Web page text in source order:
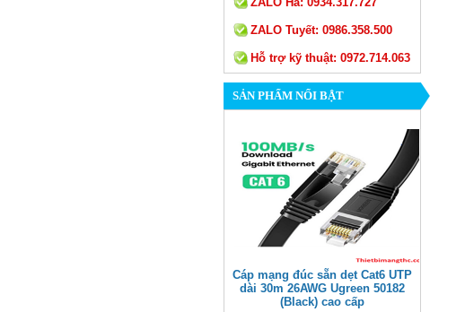
ZALO Tuyết: 0986.358.500
Hỗ trợ kỹ thuật: 0972.714.063
SẢN PHẨM NỔI BẬT
Cáp mạng đúc sẵn dẹt Cat6 UTP
dài 30m 26AWG Ugreen 50182
(Black) cao cấp